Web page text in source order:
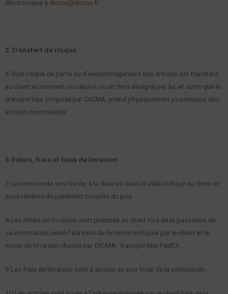
électronique à dicma@dicma.fr
2.Transfert de risque
6.Tout risque de perte ou d’endommagement des articles est transféré
au client au moment où celui-ci ou un tiers désigné par lui, et autre que le
transporteur proposé par DICMA, prend physiquement possession des
articles commandés.
3.Délais, frais et lieux de livraison
7.La commande sera livrée, à la date ou dans le délai indiqué au client et
sous réserve du paiement complet du prix.
8.Les délais de livraison sont précisés au client lors de la passation de
sa commande, selon l’adresse de livraison indiquée par le client et le
mode de livraison choisis par DICMA : transporteur FedEX.
9.Les frais de livraison sont à ajouter au prix total de la commande.